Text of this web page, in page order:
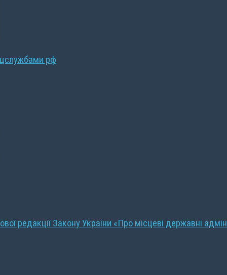
рф
редакції Закону України «Про місцеві державні